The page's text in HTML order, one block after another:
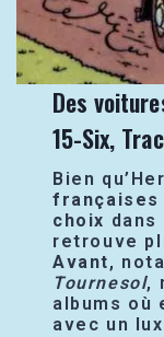
Des
15-Six,
Bien
françaises
choix dans
retrouve
Avant,
Tournesol,
albums où
avec un